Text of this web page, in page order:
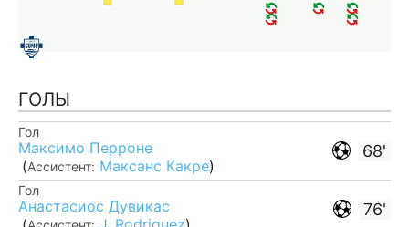
ГОЛЫ
68'
Гол
Максимо Перроне
(Ассистент: Максанс Какре)
76'
Гол
Анастасиос Дувикас